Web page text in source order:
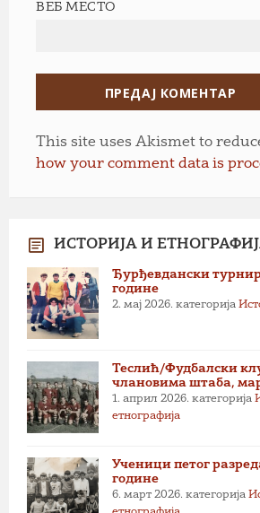
ВЕБ МЕСТО
This site uses Akismet to
how your comment data is
ИСТОРИЈА И
Ђурђевдански турнир
године
2. мај 2026. категорија
Теслић/Фудбалски
члановима штаба,
1. април 2026. категорија
етнографија
Ученици петог
године
6. март 2026. категорија